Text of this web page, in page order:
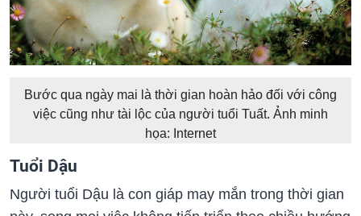
Bước qua ngày mai là thời gian hoàn hảo đối với công
việc cũng như tài lộc của người tuổi Tuất. Ảnh minh
họa: Internet
Tuổi Dậu
Người tuổi Dậu là con giáp may mắn trong thời gian